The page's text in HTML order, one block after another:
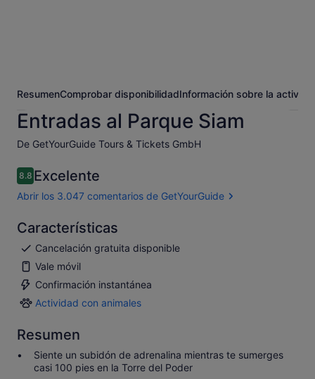
ResumenComprobar disponibilidadInformación sobre la
Entradas al Parque Siam
De GetYourGuide Tours & Tickets GmbH
8.88.8 sobre 10
Excelente
Abrir los 3.047 comentarios de GetYourGuide
Características
Cancelación gratuita disponible
Vale móvil
Confirmación instantánea
Actividad con animales
Actividad
animales
Resumen
Siente un subidón de adrenalina mientras te sumerges
casi 100 pies en la Torre del Poder